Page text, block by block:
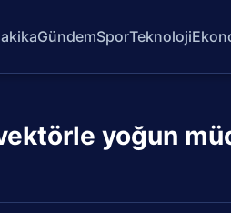
GündemSporTeknoloji
yoğun